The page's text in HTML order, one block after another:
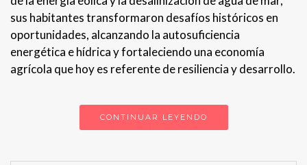
sus habitantes transformaron desafíos históricos en
oportunidades, alcanzando la autosuficiencia
energética e hídrica y fortaleciendo una economía
agrícola que hoy es referente de resiliencia y desarrollo.
CONTINUAR LEYENDO